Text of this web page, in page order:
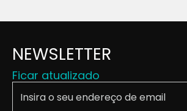
NEWSLETTER
Ficar atualizado